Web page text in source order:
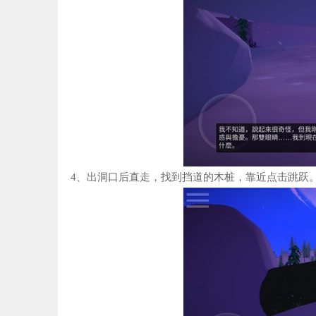
4、出洞口后直走，找到挡道的木桩，靠近点击跳跃